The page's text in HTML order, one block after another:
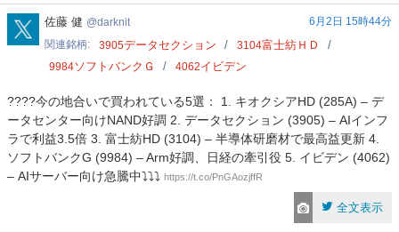
darknit
佐藤 健 darknit
6月2日 15時44分
関連銘柄
3905データセクション 3104富士紡ＨＤ
9984ソフトバンクＧ 4062イビデン
????今の地合いで買われている5選： 1. キオクシアHD (285A) – デ
ータセンター向けNAND好調 2. データセクション (3905) – AIインフ
ラで利益3.5倍 3. 富士紡HD (3104) – 半導体研磨材で最高益更新 4.
ソフトバンクG (9984) – Arm好調、日経の牽引役 5. イビデン (4062)
– AIサーバー向け急騰中⤵️⤵️⤵️ https://t.co/PnGAozjffR
全文表示